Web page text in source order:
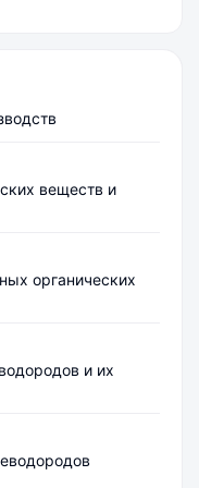
веществ и
органических
и их